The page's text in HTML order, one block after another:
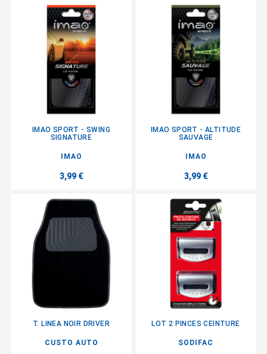
IMAO SPORT - SWING
SIGNATURE
IMAO
3,99 €
IMAO SPORT - ALTITUDE
SAUVAGE
IMAO
3,99 €
T. LINEA NOIR DRIVER
CUSTO AUTO
LOT 2 PINCES CEINTURE
SODIFAC